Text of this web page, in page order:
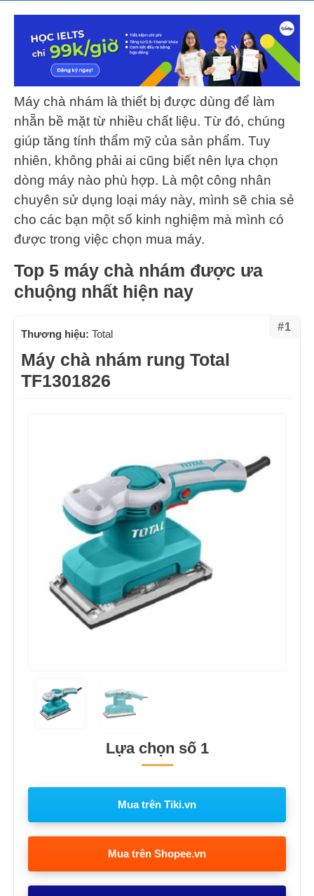
Máy chà nhám là thiết bị được dùng để làm
nhẵn bề mặt từ nhiều chất liệu. Từ đó, chúng
giúp tăng tính thẩm mỹ của sản phẩm. Tuy
nhiên, không phải ai cũng biết nên lựa chọn
dòng máy nào phù hợp. Là một công nhân
chuyên sử dụng loại máy này, mình sẽ chia sẻ
cho các bạn một số kinh nghiệm mà mình có
được trong việc chọn mua máy.
Top 5 máy chà nhám được ưa
chuộng nhất hiện nay
#1
Thương hiệu: Total
Máy chà nhám rung Total
TF1301826
Lựa chọn số 1
Mua trên Tiki.vn
Mua trên Shopee.vn